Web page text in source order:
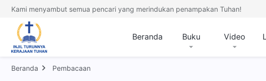
Kami menyambut semua pencari yang merindukan penampakan Tuhan!
Beranda Buku Video
Beranda Pembacaan